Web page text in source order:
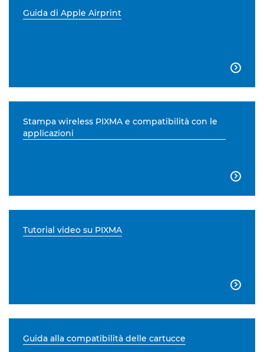
Guida di Apple Airprint

Stampa wireless PIXMA e compatibilità con le
applicazioni

Tutorial video su PIXMA

Guida alla compatibilità delle cartucce